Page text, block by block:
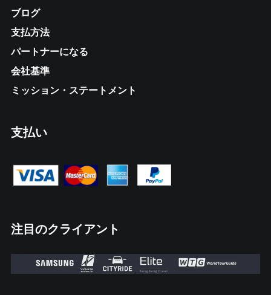
ブログ
支払方法
パートナーになる
会社基準
ミッション・ステートメント
支払い
注目のクライアント